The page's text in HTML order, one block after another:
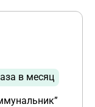
в месяц